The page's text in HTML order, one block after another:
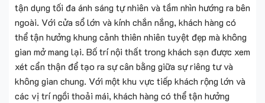
tận dụng tối đa ánh sáng tự nhiên và tầm nhìn hướng ra bên
ngoài. Với cửa sổ lớn và kính chắn nắng, khách hàng có
thể tận hưởng khung cảnh thiên nhiên tuyệt đẹp mà không
gian mở mang lại. Bố trí nội thất trong khách sạn được xem
xét cẩn thận để tạo ra sự cân bằng giữa sự riêng tư và
không gian chung. Với một khu vực tiếp khách rộng lớn và
các vị trí ngồi thoải mái, khách hàng có thể tận hưởng